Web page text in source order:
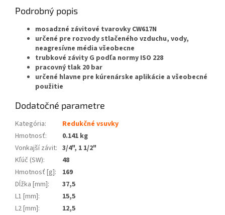
Podrobný popis
mosadzné závitové tvarovky CW617N
určené pre rozvody stlačeného vzduchu, vody,
neagresívne média všeobecne
trubkové závity G podľa normy ISO 228
pracovný tlak 20 bar
určené hlavne pre kúrenárske aplikácie a všeobecné
použitie
Dodatočné parametre
Kategória:
Redukčné vsuvky
Hmotnosť:
0.141 kg
Vonkajší závit: 3/4", 1 1/2"
Kľúč (SW):
48
Hmotnosť [g]:
169
Dĺžka [mm]:
37,5
L1 [mm]:
15,5
L2 [mm]:
12,5